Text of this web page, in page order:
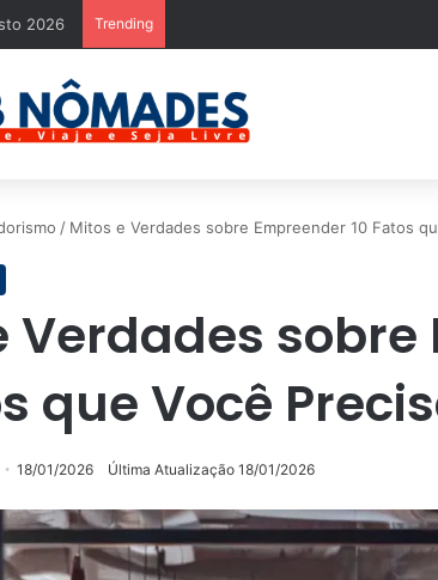
2026 Trending
/ Mitos e Verdades sobre Empreender 10 Fatos
Verdades
que Você
18/01/2026 Última Atualização 18/01/2026